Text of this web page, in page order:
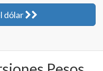
dólar